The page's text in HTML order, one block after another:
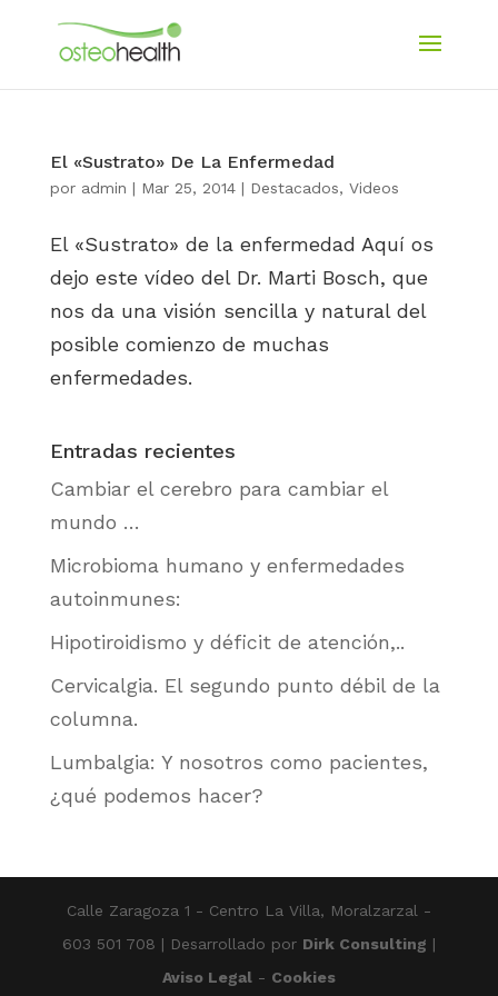
El «Sustrato» De La Enfermedad
por admin | Mar 25, 2014| Destacados, Videos
El «Sustrato» de la enfermedad Aquí os
dejo este vídeo del Dr. Marti Bosch, que
nos da una visión sencilla y natural del
posible comienzo de muchas
enfermedades.
Entradas recientes
Cambiar el cerebro para cambiar el
mundo …
Microbioma humano y enfermedades
autoinmunes:
Hipotiroidismo y déficit de atención,..
Cervicalgia. El segundo punto débil de la
columna.
Lumbalgia: Y nosotros como pacientes,
¿qué podemos hacer?
Calle Zaragoza 1 - Centro La Villa, Moralzarzal -
603 501 708 | Desarrollado por Dirk Consulting |
Aviso Legal- Cookies